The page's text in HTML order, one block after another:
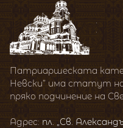
Патриаршеската
Невски” има статут
пряко подчинение на
Адрес: пл. „Св.